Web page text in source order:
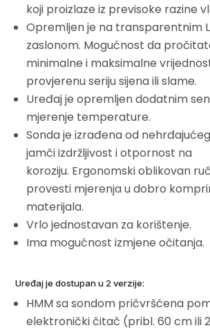
koji proizlaze iz previsoke razine
Opremljen je na transparentnim
zaslonom. Mogućnost da
minimalne i maksimalne
provjerenu seriju sijena ili slame.
Uređaj je opremljen dodatnim
mjerenje temperature.
Sonda je izrađena od
jamči izdržljivost i otpornost na
koroziju. Ergonomski oblikovan
provesti mjerenja u dobro
materijala.
Vrlo jednostavan za korištenje.
Ima mogućnost izmjene očitanja.
Uređaj je dostupan u 2 verzije:
HMM sa sondom pričvršćena
elektronički čitač (pribl. 60 cm ili